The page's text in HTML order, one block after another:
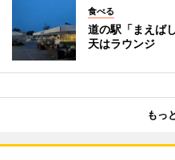
食べる
道の駅「まえば
天はラウンジ
もっ